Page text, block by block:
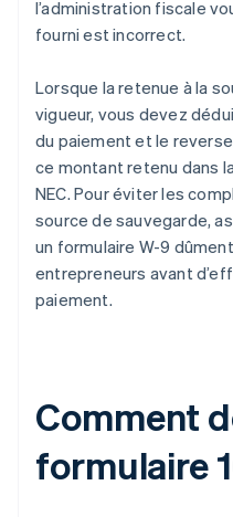
l’administration fiscale
fourni est incorrect.
Lorsque la retenue à la
vigueur, vous devez
du paiement et le
ce montant retenu dans
NEC. Pour éviter les
source de sauvegarde,
un formulaire W-9
entrepreneurs avant
paiement.
Comment
formulaire